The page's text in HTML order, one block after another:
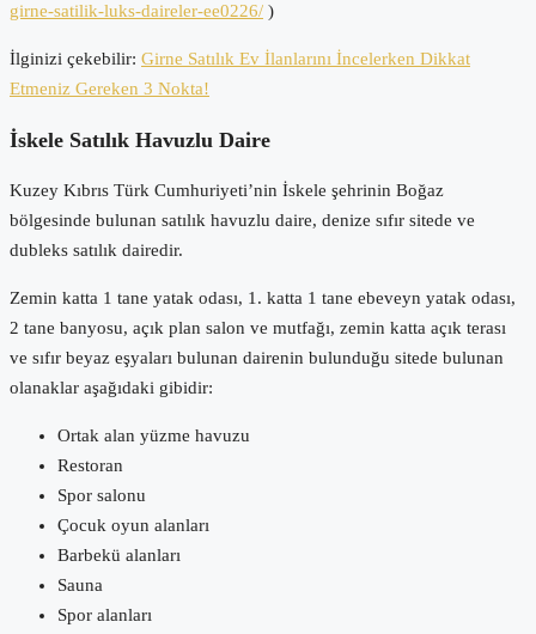
girne-satilik-luks-daireler-ee0226/ )
İlginizi çekebilir: Girne Satılık Ev İlanlarını İncelerken Dikkat
Etmeniz Gereken 3 Nokta!
İskele Satılık Havuzlu Daire
Kuzey Kıbrıs Türk Cumhuriyeti’nin İskele şehrinin Boğaz
bölgesinde bulunan satılık havuzlu daire, denize sıfır sitede ve
dubleks satılık dairedir.
Zemin katta 1 tane yatak odası, 1. katta 1 tane ebeveyn yatak odası,
2 tane banyosu, açık plan salon ve mutfağı, zemin katta açık terası
ve sıfır beyaz eşyaları bulunan dairenin bulunduğu sitede bulunan
olanaklar aşağıdaki gibidir:
Ortak alan yüzme havuzu
Restoran
Spor salonu
Çocuk oyun alanları
Barbekü alanları
Sauna
Spor alanları